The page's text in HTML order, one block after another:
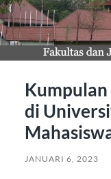
di
JANUARI 6, 2023